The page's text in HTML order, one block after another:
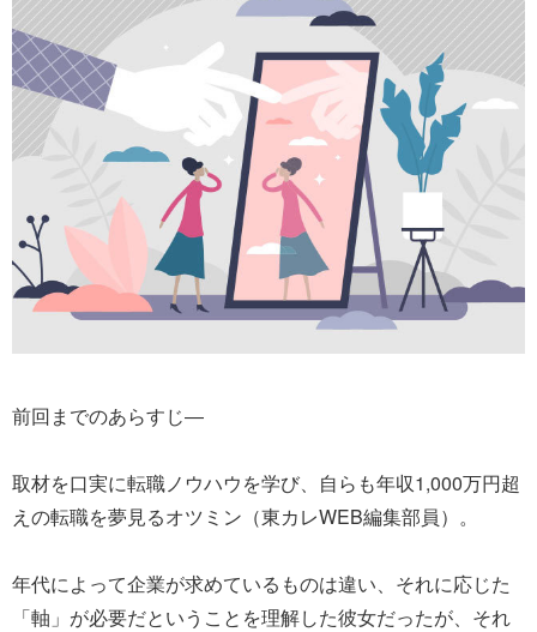
前回までのあらすじ―
取材を口実に転職ノウハウを学び、自らも年収1,000万円超
えの転職を夢見るオツミン（東カレWEB編集部員）。
年代によって企業が求めているものは違い、それに応じた
「軸」が必要だということを理解した彼女だったが、それ